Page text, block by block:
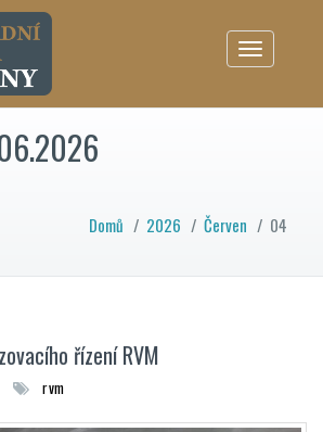
Toggle
Domů / 2026 / Červen / 04
řízení RVM
rvm